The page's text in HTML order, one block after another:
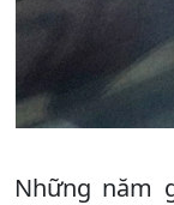
Những năm